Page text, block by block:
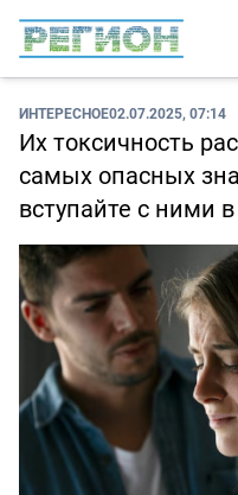
ИНТЕРЕСНОЕ02.07.2025, 07:14
Их токсичность
самых опасных
вступайте с ними